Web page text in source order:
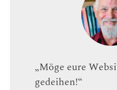
„Möge eure
gedeihen!“